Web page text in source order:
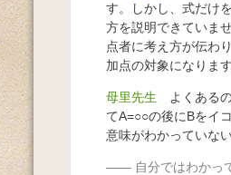
す。しかし、式だけ
方を説明できていま
点者に考え方が伝わ
加点の対象になります
母里先生 よくある
てA=○○の後にBをイ
意味がわかっていな
自分ではわかっ